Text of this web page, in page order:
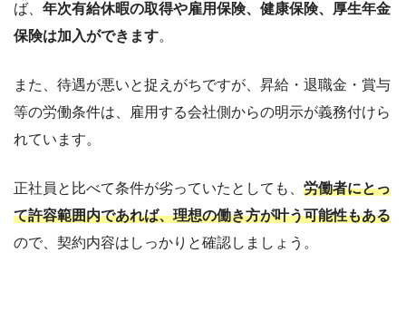
ば、 年次有給休暇の取得や雇用保険、健康保険、厚生年金
保険は加入ができます。
また、待遇が悪いと捉えがちですが、昇給・退職金・賞与
等の労働条件は、雇用する会社側からの明示が義務付けら
れています。
正社員と比べて条件が劣っていたとしても、 労働者にとっ
て許容範囲内であれば、理想の働き方が叶う可能性もある
ので、契約内容はしっかりと確認しましょう。